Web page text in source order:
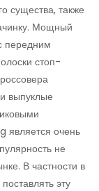
существа, также
Мощный
передним
стоп-
выпуклые
является очень
не
В частности в
эту